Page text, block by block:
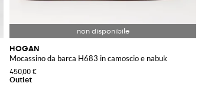
HOGAN
Mocassino da barca H683 in camoscio e nabuk
450,00 €